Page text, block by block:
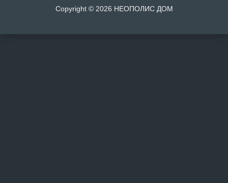
Copyright © 2026 НЕОПОЛИС ДОМ